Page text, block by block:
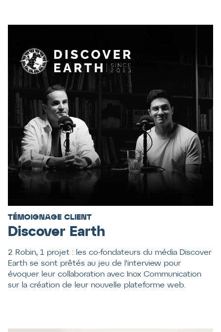
TÉMOIGNAGE CLIENT
Discover Earth
2 Robin, 1 projet : les co-fondateurs du média Discover
Earth se sont prêtés au jeu de l'interview pour
évoquer leur collaboration avec Inox Communication
sur la création de leur nouvelle plateforme web.